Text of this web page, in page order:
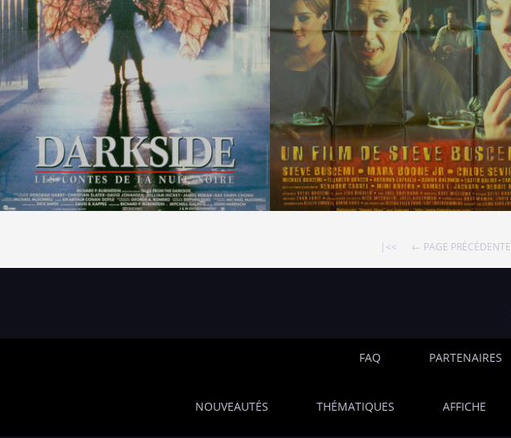
|<< ← PAGE PRÉCÉDENTE
FAQ PARTENAIRES
NOUVEAUTÉS THÉMATIQUES AFFICHE